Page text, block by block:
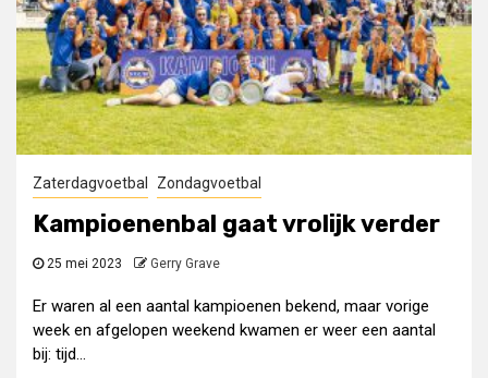
Zaterdagvoetbal Zondagvoetbal
Kampioenenbal gaat vrolijk verder
25 mei 2023 Gerry Grave
Er waren al een aantal kampioenen bekend, maar vorige
week en afgelopen weekend kwamen er weer een aantal
bij: tijd...